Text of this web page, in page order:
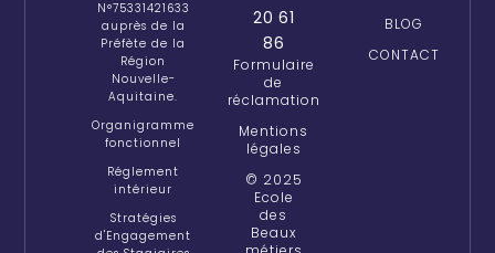
N°75331421633
auprès de la
Préfète de la
Région
Nouvelle-
Aquitaine.
Organigramme
fonctionnel
Réglement
intérieur
Stratégies
d'Engagement
20 61
86
Formulaire
de
réclamation
Mentions
légales
© 2025
Ecole
des
Beaux
BLOG
CONTACT